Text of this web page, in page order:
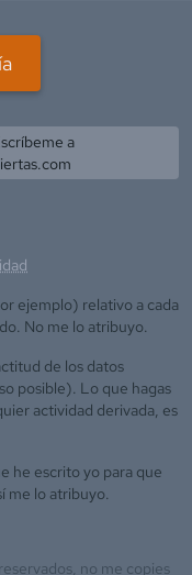
a
ejemplo) relativo a cada
No me lo atribuyo.
de los datos
posible). Lo que hagas
actividad derivada, es
he escrito yo para que
me lo atribuyo.
no me copies